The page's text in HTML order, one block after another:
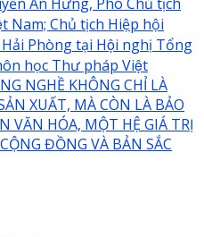
Nam; Chủ tịch Hiệp hội
Phòng tại Hội nghị Tổng
học Thư pháp Việt
NGHỀ KHÔNG CHỈ LÀ
XUẤT, MÀ CÒN LÀ BẢO
VĂN HÓA, MỘT HỆ GIÁ TRỊ
ĐỒNG VÀ BẢN SẮC